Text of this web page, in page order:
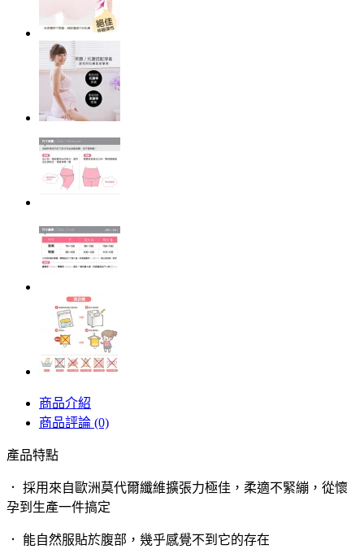
商品介紹
商品評論 (0)
產品特點
． 採用來自歐洲莫代爾纖維擴張力極佳，柔適不緊繃，從懷
孕到生產一件搞定
． 能自然服貼於腹部，幾乎感覺不到它的存在